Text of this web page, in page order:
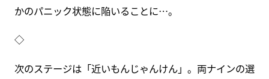
かのパニック状態に陥いることに…。
◇
次のステージは「近いもんじゃんけん」。両ナインの選